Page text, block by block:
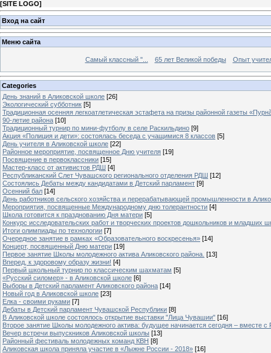
[SITE LOGO]
Вход на сайт
Меню сайта
Самый классный "... 65 лет Великой победы Опыт
Categories
День знаний в Аликовской школе [26]
Экологический субботник [5]
Традиционная осенняя легкоатлетическая эстафета на призы районной газеты
90-летие района [10]
Традиционный турнир по мини-футболу в селе Раскильдино [9]
Акция «Полиция и дети»: состоялась беседа с учащимися 8 классов [5]
День учителя в Аликовской школе [22]
Районное мероприятие, посвященное Дню учителя [19]
Посвящение в первоклассники [15]
Мастер-класс от активистов РДШ [4]
Республиканский Слет Чувашского регионального отделения РДШ [12]
Состоялись Дебаты между кандидатами в Детский парламент [9]
Осенний бал [14]
День работников сельского хозяйства и перерабатывающей промышленности в
Мероприятия, посвященные Международному дню толерантности [4]
Школа готовится к празднованию Дня матери [5]
Конкурс исследовательских работ и творческих проектов дошкольников и младших
Итоги олимпиады по технологии [7]
Очередное занятие в рамках «Образовательного воскресенья» [14]
Концерт, посвященный Дню матери [19]
Первое занятие Школы молодежного актива Аликовского района. [13]
Вперед, к здоровому образу жизни! [4]
Первый школьный турнир по классическим шахматам [5]
«Русский силомер» - в Аликовской школе [6]
Выборы в Детский парламент Аликовского района [14]
Новый год в Аликовской школе [23]
Елка - своими руками [7]
Дебаты в Детский парламент Чувашской Республики [8]
В Аликовской школе состоялось открытие выставки "Лица Чувашии" [16]
Второе занятие Школы молодежного актива: будущее начинается сегодня – вместе
Вечер встречи выпускников Аликовской школы [13]
Районный фестиваль молодежных команд КВН [8]
Аликовская школа приняла участие в «Лыжне России - 2018» [16]